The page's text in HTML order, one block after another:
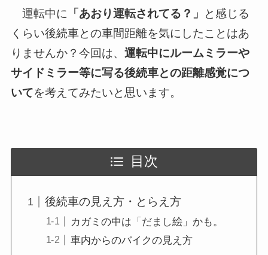
運転中に 「あおり運転されてる？」
と感じる
くらい後続車との車間距離を気にしたことはあ
りませんか？今回は、 運転中にルームミラーや
サイドミラー等に写る後続車との距離感覚につ
いてを考えてみたいと思います。
目次
後続車の見え方・とらえ方
カガミの中は「だまし絵」かも。
車内からのバイクの見え方